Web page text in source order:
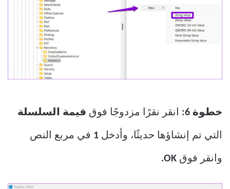
خطوة 6: انقر نقرًا مزدوجًا فوق قيمة السلسلة
التي تم إنشاؤها حديثًا، وأدخل 1 في مربع النص
وانقر فوق OK.